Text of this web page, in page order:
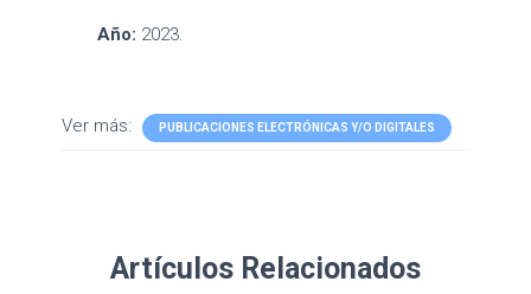
Año: 2023.
Ver más: PUBLICACIONES ELECTRÓNICAS Y/O DIGITALES
Artículos Relacionados